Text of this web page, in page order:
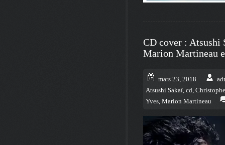
CD cover : Atsushi
Marion Martineau
mars 23, 2018
Atsushi Sakaï, cd,
Yves, Marion Martineau